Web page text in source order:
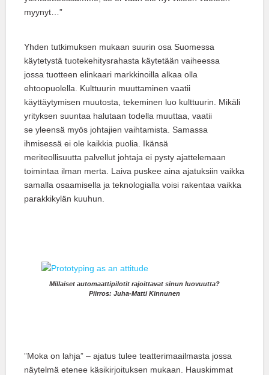
myynyt…”
Yhden tutkimuksen mukaan suurin osa Suomessa
käytetystä tuotekehitysrahasta käytetään vaiheessa
jossa tuotteen elinkaari markkinoilla alkaa olla
ehtoopuolella. Kulttuurin muuttaminen vaatii
käyttäytymisen muutosta, tekeminen luo kulttuurin. Mikäli
yrityksen suuntaa halutaan todella muuttaa, vaatii
se yleensä myös johtajien vaihtamista. Samassa
ihmisessä ei ole kaikkia puolia. Ikänsä
meriteollisuutta palvellut johtaja ei pysty ajattelemaan
toimintaa ilman merta. Laiva puskee aina ajatuksiin vaikka
samalla osaamisella ja teknologialla voisi rakentaa vaikka
parakkikylän kuuhun.
Millaiset automaattipilotit rajoittavat sinun luovuutta?
Piirros: Juha-Matti Kinnunen
”Moka on lahja” – ajatus tulee teatterimaailmasta jossa
näytelmä etenee käsikirjoituksen mukaan. Hauskimmat